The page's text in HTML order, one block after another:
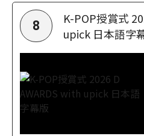
8
K-POP授賞式
upick 日本語字